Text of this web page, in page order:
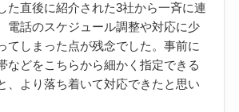
た直後に紹介された3社から一斉に連
電話のスケジュール調整や対応に少
てしまった点が残念でした。事前に
などをこちらから細かく指定できる
、より落ち着いて対応できたと思い